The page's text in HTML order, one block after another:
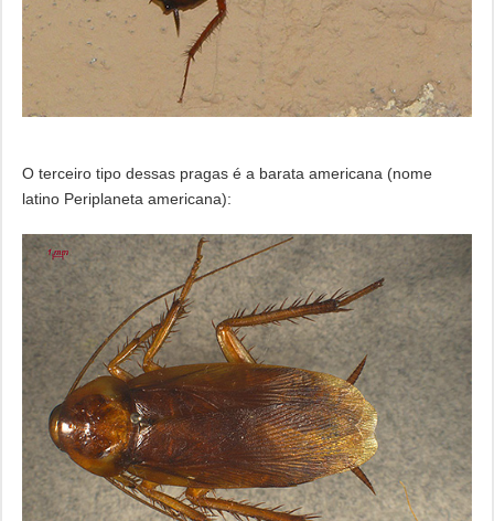
O terceiro tipo dessas pragas é a barata americana (nome
latino Periplaneta americana):